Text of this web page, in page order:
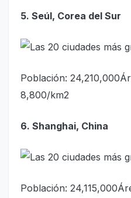
5. Seúl, Corea del Sur
Población:
8,800/km2
6. Shanghai, China
Población: